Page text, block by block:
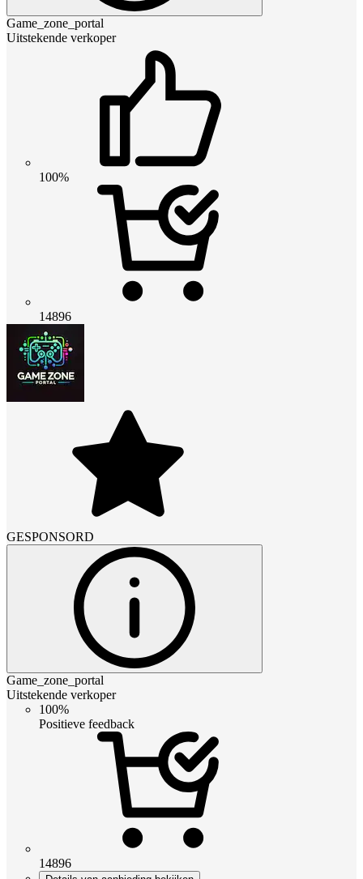
Game_zone_portal
Uitstekende verkoper
100%
14896
GESPONSORD
Game_zone_portal
Uitstekende verkoper
100%
Positieve feedback
14896